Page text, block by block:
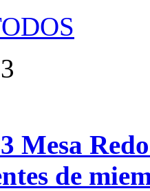
Mesa
de